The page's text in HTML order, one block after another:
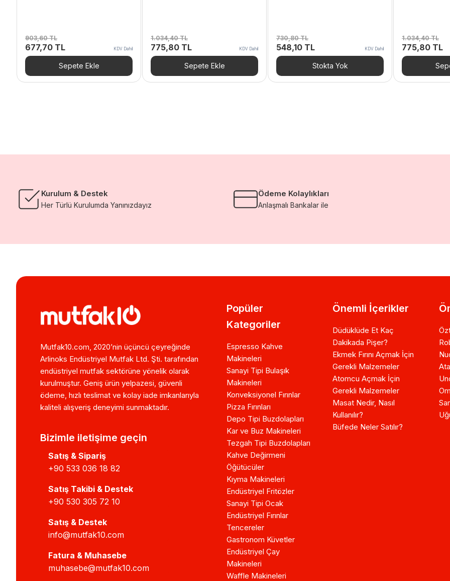
903,60TL
Orijinal
fiyat:
903,60 TL.
677,70 TL
andaki
fiyat:
677,70 TL.
KDV Dahil
Sepete Ekle
1.034,40TL
Orijinal
fiyat:
1.034,40 TL.
775,80 TL
andaki
fiyat:
775,80 TL.
KDV Dahil
Sepete Ekle
730,80TL
Orijinal
fiyat:
730,80 TL.
548,10 TL
andaki
fiyat:
548,10 TL.
KDV Dahil
Stokta Yok
1.034,40TL
Orijinal
fiyat:
1.034,40 TL.
775,80 TL
Kurulum & Destek
Her Türlü Kurulumda Yanınızdayız
Ödeme Kolaylıkları
Anlaşmalı Bankalar ile
Mutfak10.com, 2020’nin üçüncü çeyreğinde
Arlinoks Endüstriyel Mutfak Ltd. Şti. tarafından
endüstriyel mutfak sektörüne yönelik olarak
kurulmuştur. Geniş ürün yelpazesi, güvenli
ödeme, hızlı teslimat ve kolay iade imkanlarıyla
kaliteli alışveriş deneyimi sunmaktadır.
Bizimle iletişime geçin
Satış & Sipariş
+90 533 036 18 82
Satış Takibi & Destek
+90 530 305 72 10
Satış & Destek
info@mutfak10.com
Fatura & Muhasebe
muhasebe@mutfak10.com
Popüler
Kategoriler
Espresso Kahve
Makineleri
Sanayi Tipi Bulaşık
Makineleri
Konveksiyonel Fırınlar
Pizza Fırınları
Depo Tipi Buzdolapları
Kar ve Buz Makineleri
Tezgah Tipi Buzdolapları
Kahve Değirmeni
Öğütücüler
Kıyma Makineleri
Endüstriyel Fritözler
Sanayi Tipi Ocak
Endüstriyel Fırınlar
Tencereler
Gastronom Küvetler
Endüstriyel Çay
Makineleri
Waffle Makineleri
Önemli İçerikler
Düdüklüde Et Kaç
Dakikada Pişer?
Ekmek Fırını Açmak İçin
Gerekli Malzemeler
Atomcu Açmak İçin
Gerekli Malzemeler
Masat Nedir, Nasıl
Kullanılır?
Büfede Neler Satılır?